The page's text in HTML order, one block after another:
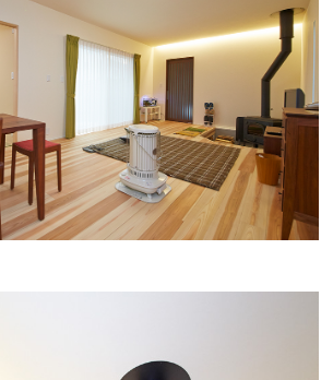
採用情報